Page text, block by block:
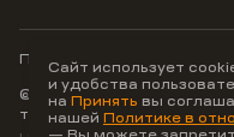
© ООО Неоагентство, ИНН
тел.:+7 800 707-87-38
Политика
Сайт использует
и удобства
на Принять вы
нашей Политике в